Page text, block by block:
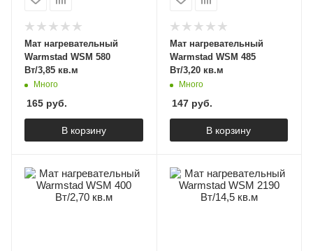
Мат нагревательный
Warmstad WSM 580
Вт/3,85 кв.м
Много
165 руб.
В корзину
Мат нагревательный
Warmstad WSM 485
Вт/3,20 кв.м
Много
147руб.
В корзину